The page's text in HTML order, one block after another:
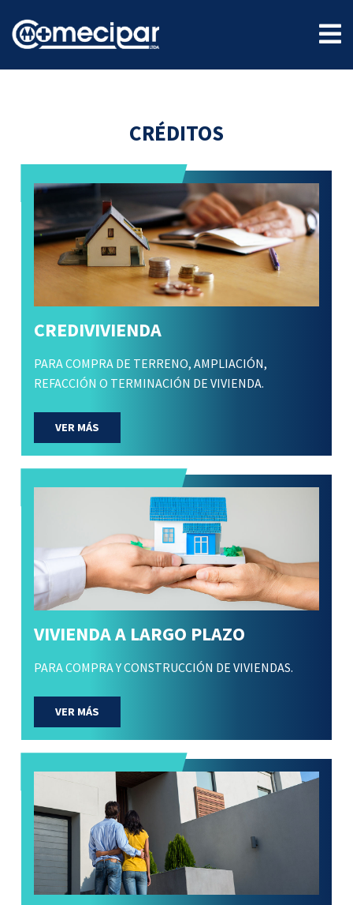
CRÉDITOS
CREDIVIVIENDA
PARA COMPRA DE TERRENO, AMPLIACIÓN,
REFACCIÓN O TERMINACIÓN DE VIVIENDA.
VER MÁS
VIVIENDA A LARGO PLAZO
PARA COMPRA Y CONSTRUCCIÓN DE VIVIENDAS.
VER MÁS